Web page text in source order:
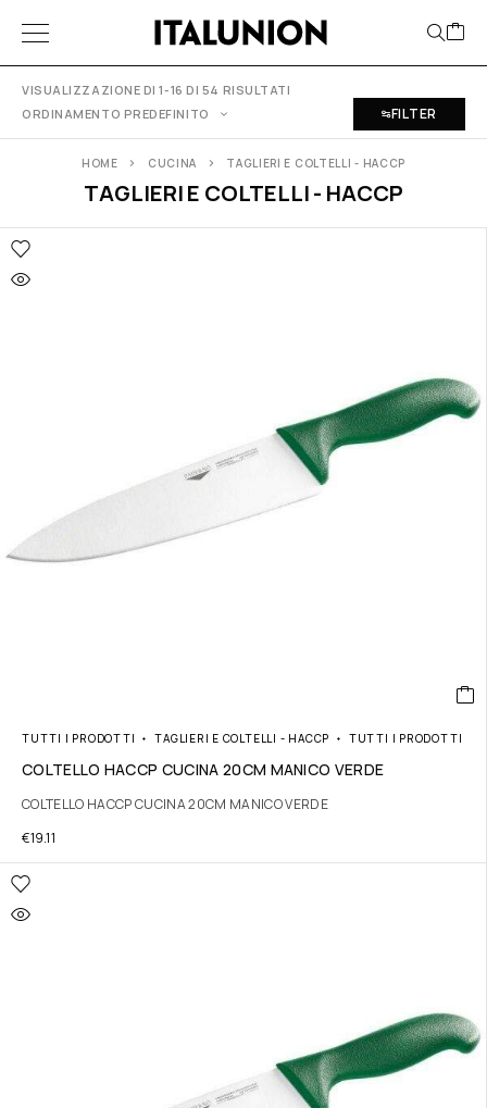
VISUALIZZAZIONE DI 1-16 DI 54 RISULTATI
ORDINAMENTO PREDEFINITO
FILTER
TAGLIERI E COLTELLI - HACCP
HOME CUCINA TAGLIERI E COLTELLI - HACCP
TUTTI I PRODOTTI TAGLIERI E COLTELLI - HACCP TUTTI I PRODOTTI
COLTELLO HACCP CUCINA 20CM MANICO VERDE
COLTELLO HACCP CUCINA 20CM MANICO VERDE
€19.11